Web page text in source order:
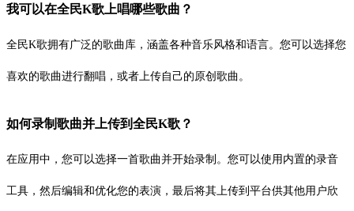
我可以在全民K歌上唱哪些歌曲？
全民K歌拥有广泛的歌曲库，涵盖各种音乐风格和语言。您可以选择您
喜欢的歌曲进行翻唱，或者上传自己的原创歌曲。
如何录制歌曲并上传到全民K歌？
在应用中，您可以选择一首歌曲并开始录制。您可以使用内置的录音
工具，然后编辑和优化您的表演，最后将其上传到平台供其他用户欣